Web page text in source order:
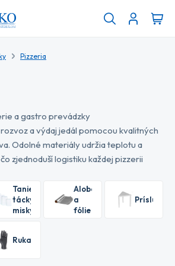
Pizzeria
a gastro prevádzky
a výdaj jedál pomocou kvalitných
Odolné materiály udržia teplotu a
zjednoduší logistiku každej pizzerii
Taniere,
tácky,
misky
Alobaly
a
fólie
Rukavice